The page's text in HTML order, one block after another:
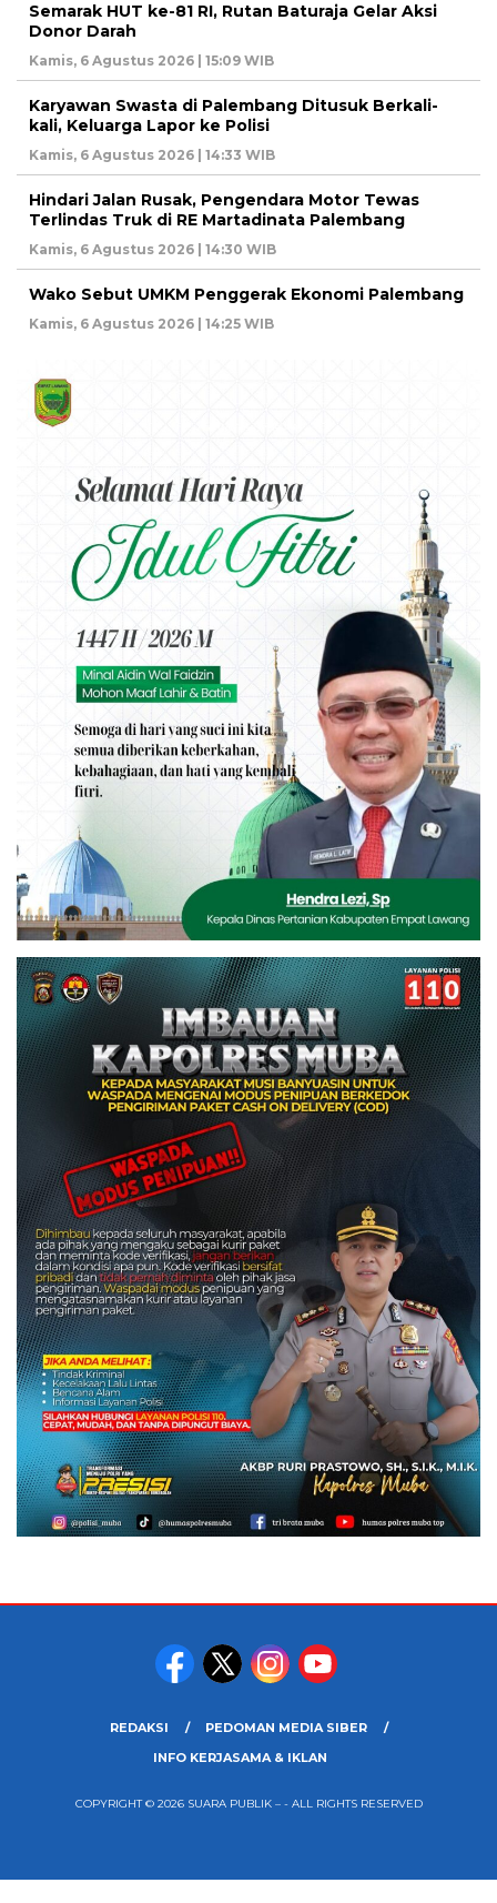
Semarak HUT ke-81 RI, Rutan Baturaja Gelar Aksi
Donor Darah
Kamis, 6 Agustus 2026 | 15:09 WIB
Karyawan Swasta di Palembang Ditusuk Berkali-
kali, Keluarga Lapor ke Polisi
Kamis, 6 Agustus 2026 | 14:33 WIB
Hindari Jalan Rusak, Pengendara Motor Tewas
Terlindas Truk di RE Martadinata Palembang
Kamis, 6 Agustus 2026 | 14:30 WIB
Wako Sebut UMKM Penggerak Ekonomi Palembang
Kamis, 6 Agustus 2026 | 14:25 WIB
REDAKSI
PEDOMAN MEDIA SIBER
INFO KERJASAMA & IKLAN
COPYRIGHT © 2026 SUARA PUBLIK – - ALL RIGHTS RESERVED